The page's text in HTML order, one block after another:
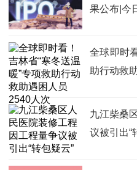
果公布|今
全球即时
助行动救
九江柴桑
议被引出“